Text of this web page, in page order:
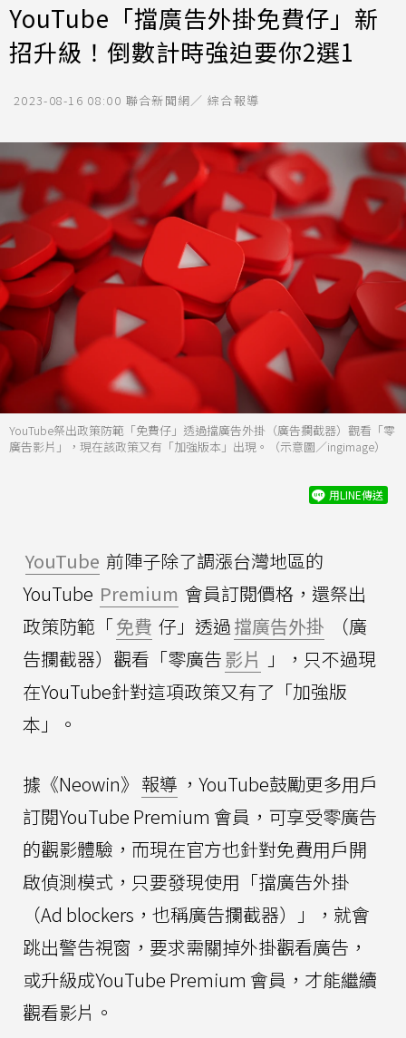
YouTube「擋廣告外掛免費仔」新
招升級！倒數計時強迫要你2選1
2023-08-16 08:00 聯合新聞網／ 綜合報導
YouTube祭出政策防範「免費仔」透過擋廣告外掛（廣告攔截器）觀看「零
廣告影片」，現在該政策又有「加強版本」出現。（示意圖／ingimage）
用LINE傳送
YouTube 前陣子除了調漲台灣地區的
YouTube Premium 會員訂閱價格，還祭出
政策防範「免費 仔」透過擋廣告外掛
（廣
告攔截器）觀看「零廣告影片 」，只不過現
在YouTube針對這項政策又有了「加強版
本」。
據《Neowin》 報導 ，YouTube鼓勵更多用戶
訂閱YouTube Premium 會員，可享受零廣告
的觀影體驗，而現在官方也針對免費用戶開
啟偵測模式，只要發現使用「擋廣告外掛
（Ad blockers，也稱廣告攔截器）」，就會
跳出警告視窗，要求需關掉外掛觀看廣告，
或升級成YouTube Premium 會員，才能繼續
觀看影片。